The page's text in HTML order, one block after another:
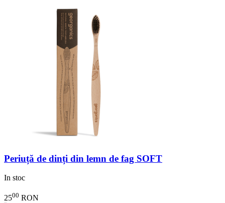
Periuță de dinți din lemn de fag SOFT
In stoc
2500 RON